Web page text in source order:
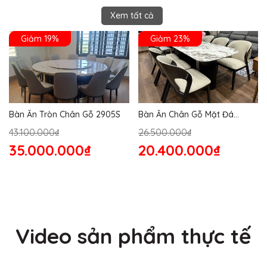
Xem tất cả
Giảm 19%
Bàn Ăn Tròn Chân Gỗ 2905S
43.100.000₫
35.000.000₫
Giảm 23%
Bàn Ăn Chân Gỗ Mặt Đá
26.500.000₫
20.400.000₫
Video sản phẩm thực tế